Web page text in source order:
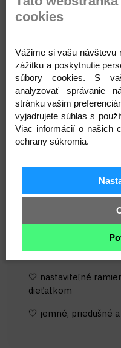
Autorské
ktorý je šetrný aj k
Šaty majú
mašličku , vďaka
dĺžku – takže dieťatku
pohodlný strih
hre aj objavovaní
kombinácii s tričkom
🤍 navrhnuté a ušité
🤍 certifikát OEKO-
🤍 nastaviteľné
dieťatkom
🤍 jemné, priedušné
cookies
Vážime si vašu návštevu
zážitku a poskytnutie
súbory cookies. S
analyzovať správanie
stránku vašim
vyjadrujete súhlas s
Viac informácií o našich
ochrany súkromia.